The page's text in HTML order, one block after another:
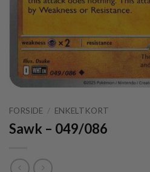
FORSIDE / ENKELTKORT
Sawk – 049/086